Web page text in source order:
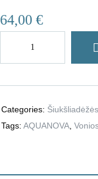
64,00 €
Categories: Šiukšliadėžės
Tags: AQUANOVA,